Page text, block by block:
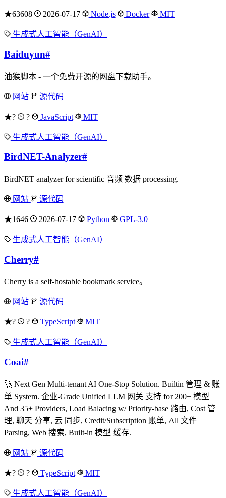
★63608 2026-07-17 Node.js Docker MIT
生成式人工智能（GenAI）
Baiduyun#
油猴脚本 - 一个免费开源的网盘下载助手。
网站 源代码
★? ? JavaScript MIT
生成式人工智能（GenAI）
BirdNET-Analyzer#
BirdNET analyzer for scientific 音频 数据 processing.
网站 源代码
★1646 2026-07-17 Python GPL-3.0
生成式人工智能（GenAI）
Cherry#
Cherry is a self-hostable bookmark service。
网站 源代码
★? ? TypeScript MIT
生成式人工智能（GenAI）
Coai#
🚀 Next Gen Multi-tenant AI One-Stop Solution. Builtin 管理 & 账
单 System. 企业-Grade Unified LLM 网关 支持 for 200+ 模型
And 35+ Providers, Load Balacing w/ Priority-base 路由, Cost 管
理, 聊天 分享, 云 同步, Credit/Subscription 账单, All 文件
Parsing, Web 搜索, Built-in 模型 缓存.
网站 源代码
★? ? TypeScript MIT
生成式人工智能（GenAI）